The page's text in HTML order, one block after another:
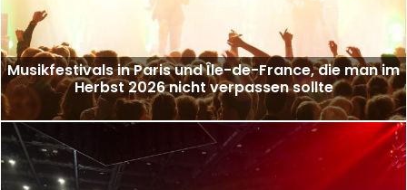
Musikfestivals in Paris und Île-de-France, die man im
Herbst 2026 nicht verpassen sollte